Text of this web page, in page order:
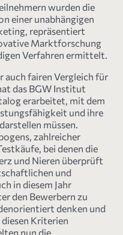
wurden die
einer unabhängigen
repräsentiert
Marktforschung
Verfahren ermittelt.
auch fairen Vergleich für
das BGW Institut
erarbeitet, mit dem
und ihre
müssen.
zahlreicher
bei denen die
und Nieren überprüft
und
in diesem Jahr
den Bewerbern zu
denken und
diesen Kriterien
nun die